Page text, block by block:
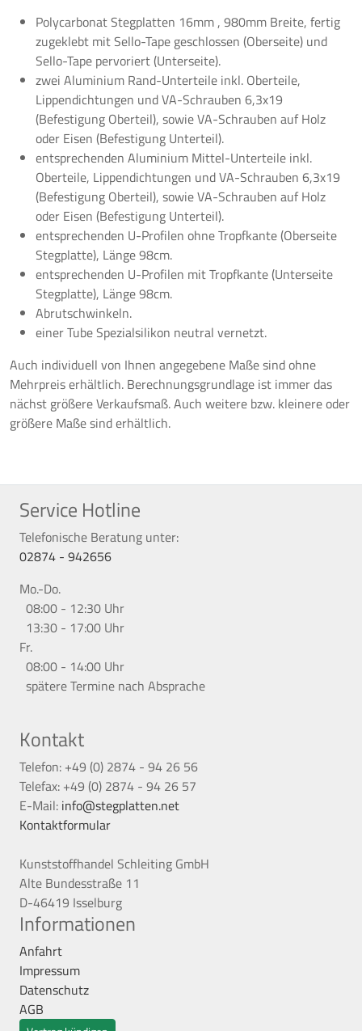
Polycarbonat Stegplatten 16mm , 980mm Breite, fertig
zugeklebt mit Sello-Tape geschlossen (Oberseite) und
Sello-Tape pervoriert (Unterseite).
zwei Aluminium Rand-Unterteile inkl. Oberteile,
Lippendichtungen und VA-Schrauben 6,3x19
(Befestigung Oberteil), sowie VA-Schrauben auf Holz
oder Eisen (Befestigung Unterteil).
entsprechenden Aluminium Mittel-Unterteile inkl.
Oberteile, Lippendichtungen und VA-Schrauben 6,3x19
(Befestigung Oberteil), sowie VA-Schrauben auf Holz
oder Eisen (Befestigung Unterteil).
entsprechenden U-Profilen ohne Tropfkante (Oberseite
Stegplatte), Länge 98cm.
entsprechenden U-Profilen mit Tropfkante (Unterseite
Stegplatte), Länge 98cm.
Abrutschwinkeln.
einer Tube Spezialsilikon neutral vernetzt.
Auch individuell von Ihnen angegebene Maße sind ohne
Mehrpreis erhältlich. Berechnungsgrundlage ist immer das
nächst größere Verkaufsmaß. Auch weitere bzw. kleinere oder
größere Maße sind erhältlich.
Service Hotline
Telefonische Beratung unter:
02874 - 942656
Mo.-Do.
08:00 - 12:30 Uhr
13:30 - 17:00 Uhr
Fr.
08:00 - 14:00 Uhr
spätere Termine nach Absprache
Kontakt
Telefon: +49 (0) 2874 - 94 26 56
Telefax: +49 (0) 2874 - 94 26 57
E-Mail: info@stegplatten.net
Kontaktformular
Kunststoffhandel Schleiting GmbH
Alte Bundesstraße 11
D-46419 Isselburg
Informationen
Anfahrt
Impressum
Datenschutz
AGB